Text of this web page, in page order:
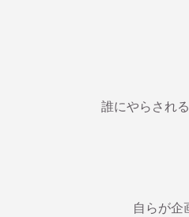
誰にやらされ
自らが企